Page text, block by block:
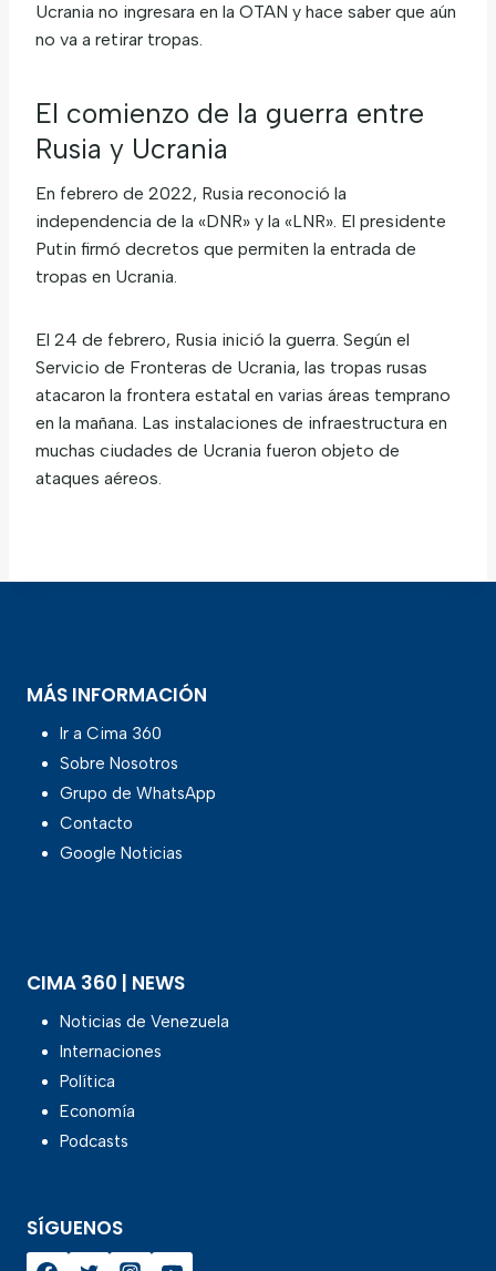
Ucrania no ingresara en la OTAN y hace saber que aún
no va a retirar tropas.
El comienzo de la guerra entre
Rusia y Ucrania
En febrero de 2022, Rusia reconoció la
independencia de la «DNR» y la «LNR». El presidente
Putin firmó decretos que permiten la entrada de
tropas en Ucrania.
El 24 de febrero, Rusia inició la guerra. Según el
Servicio de Fronteras de Ucrania, las tropas rusas
atacaron la frontera estatal en varias áreas temprano
en la mañana. Las instalaciones de infraestructura en
muchas ciudades de Ucrania fueron objeto de
ataques aéreos.
MÁS INFORMACIÓN
Ir a Cima 360
Sobre Nosotros
Grupo de WhatsApp
Contacto
Google Noticias
CIMA 360 | NEWS
Noticias de Venezuela
Internaciones
Política
Economía
Podcasts
SÍGUENOS